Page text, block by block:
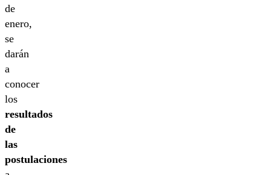
de
enero,
se
darán
a
conocer
los
resultados
de
las
postulaciones